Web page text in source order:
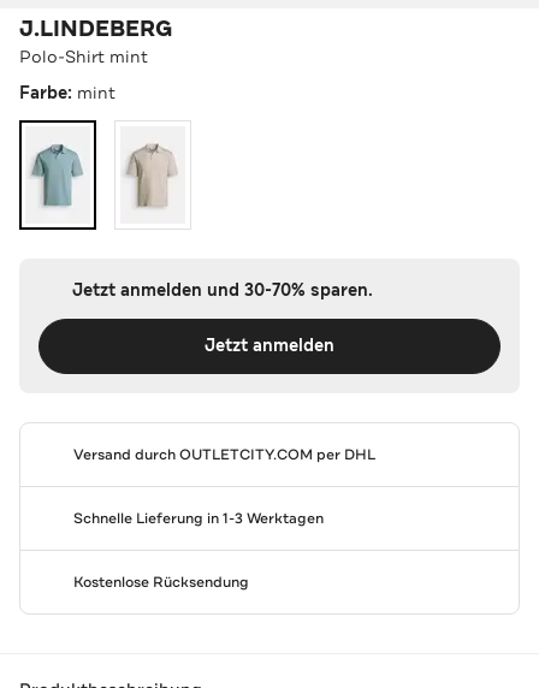
J.LINDEBERG
Polo-Shirt mint
Farbe: mint
Jetzt anmelden und 30-70% sparen.
Jetzt anmelden
Versand durchOUTLETCITY.COM per DHL
Schnelle Lieferung in 1-3 Werktagen
Kostenlose Rücksendung